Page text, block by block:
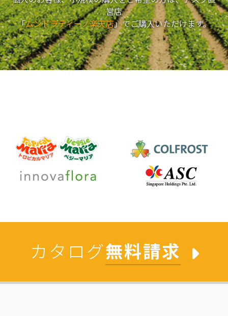
営店
「ムンドラティーノ楽天店」でご購入いただけます。
カタログ無料請求